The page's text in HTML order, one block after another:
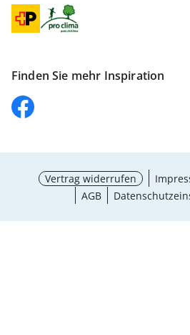
Finden Sie mehr Inspiration
Vertrag widerrufen
AGB